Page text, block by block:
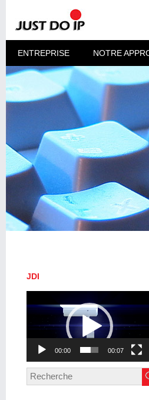
ENTREPRISE NOTRE
JDI
vidéo
00:00 00:07